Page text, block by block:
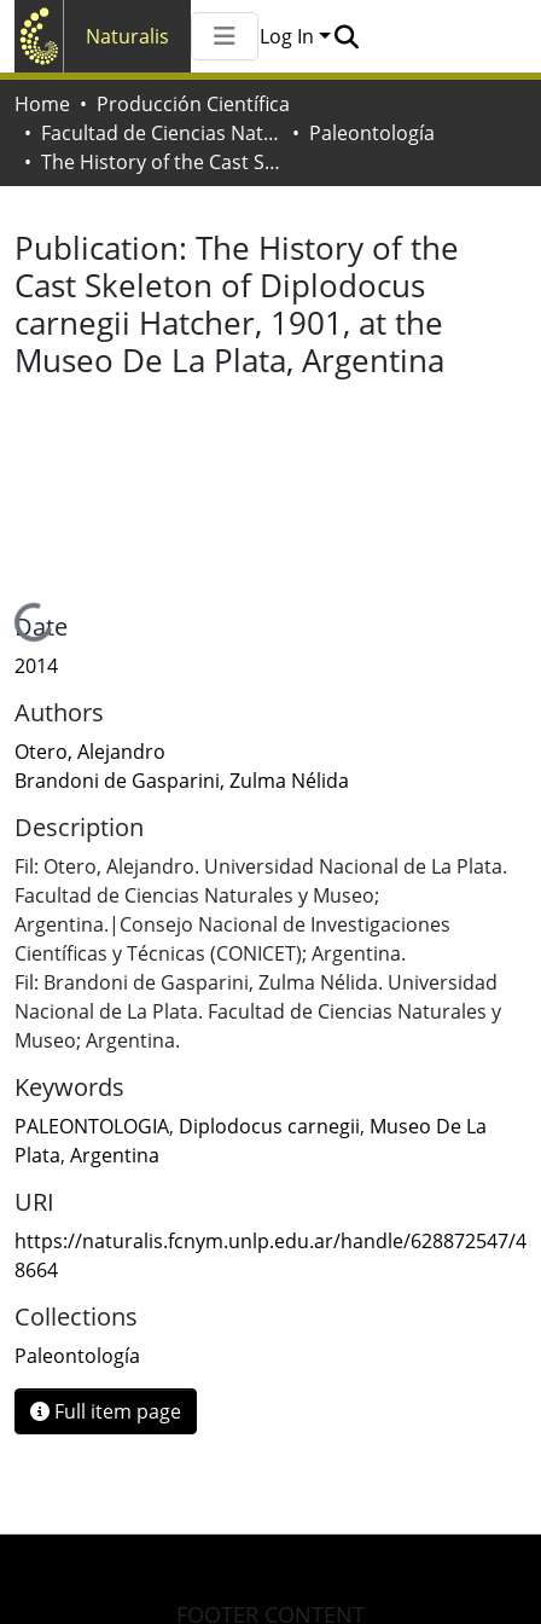
Naturalis
All of Naturalis
Log In
Home
Producción Científica
Facultad de Ciencias Naturales y Museo
Paleontología
The History of the Cast Skeleton of Diplodocus carnegii Hatcher, 1901, at the Museo De La Plata, Argentina
Publication: The History of the
Cast Skeleton of Diplodocus
carnegii Hatcher, 1901, at the
Museo De La Plata, Argentina
Loading...
Date
2014
Authors
Otero, Alejandro
Brandoni de Gasparini, Zulma Nélida
Description
Fil: Otero, Alejandro. Universidad Nacional de La Plata.
Facultad de Ciencias Naturales y Museo;
Argentina.|Consejo Nacional de Investigaciones
Científicas y Técnicas (CONICET); Argentina.
Fil: Brandoni de Gasparini, Zulma Nélida. Universidad
Nacional de La Plata. Facultad de Ciencias Naturales y
Museo; Argentina.
Keywords
PALEONTOLOGIA, Diplodocus carnegii, Museo De La
Plata, Argentina
URI
https://naturalis.fcnym.unlp.edu.ar/handle/628872547/4
8664
Collections
Paleontología
Full item page
FOOTER CONTENT